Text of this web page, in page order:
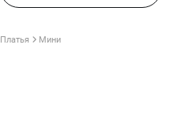
Платья Мини